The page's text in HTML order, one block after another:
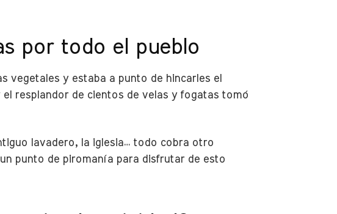
por todo el pueblo
vegetales y estaba a punto de hincarles el
resplandor de cientos de velas y fogatas tomó
lavadero, la iglesia… todo cobra otro
punto de piromanía para disfrutar de esto